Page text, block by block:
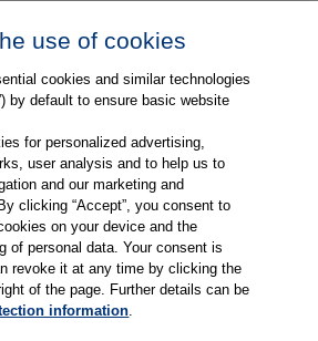
use of cookies
cookies and similar technologies
by default to ensure basic website
for personalized advertising,
user analysis and to help us to
and our marketing and
clicking “Accept”, you consent to
on your device and the
of personal data. Your consent is
revoke it at any time by clicking the
of the page. Further details can be
information.